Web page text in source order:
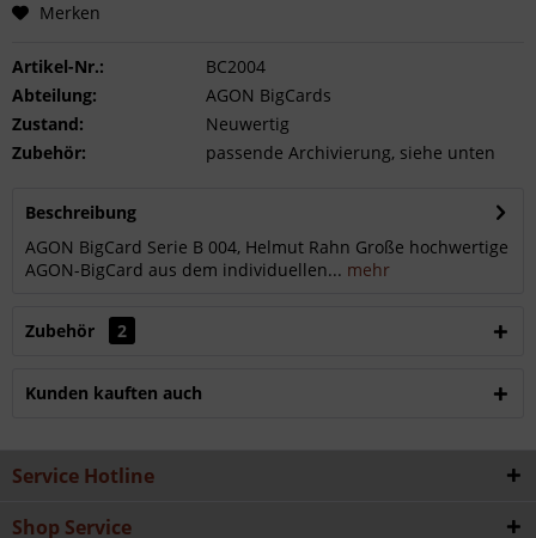
Merken
Artikel-Nr.:
BC2004
Abteilung:
AGON BigCards
Zustand:
Neuwertig
Zubehör:
passende Archivierung, siehe unten
Beschreibung
AGON BigCard Serie B 004, Helmut Rahn Große hochwertige
AGON-BigCard aus dem individuellen... mehr
Zubehör 2
Kunden kauften auch
Service Hotline
Shop Service